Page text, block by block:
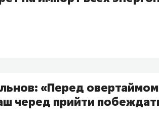
«Перед овертаймом
черед прийти